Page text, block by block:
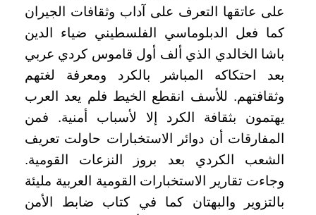
على عاتقها التعرف على آداب وثقافات الجيران
كما فعل الدبلوماسي الفلسطيني ضياء الدين
باشا الخالدي الذي ألف أول قاموس كردي عربي
بعد احتكاكه المباشر بالكرد ومعرفة لغتهم
وثقافتهم. للأسف انقطع الخيط فلم يعد العرب
يهتمون بثقافة الكرد إلا لأسباب أمنية. فمن
المفارقات أن دوائر الاستخبارات حاولت تعريف
الشعب الكردي بعد بروز النزعات القومية.
وجاءت تقارير الاستخبارات القومية العربية مليئة
بالتزوير والبهتان كما في كتاب ضابط الأمن